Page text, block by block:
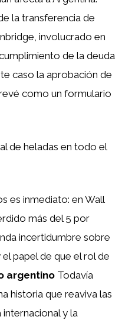
la transferencia de
involucrado en
de la deuda
caso la aprobación de
como un formulario
de heladas en todo el
es inmediato: en Wall
más del 5 por
incertidumbre sobre
papel de que el rol de
argentino Todavía
historia que reaviva las
y la